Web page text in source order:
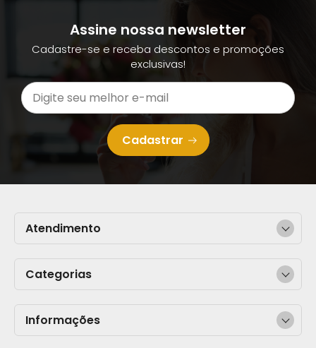
Assine nossa newsletter
Cadastre-se e receba descontos e promoções
exclusivas!
Cadastrar
Categorias
Informações
Atendimento